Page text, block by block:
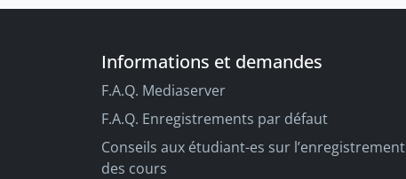
Informations et demandes
F.A.Q. Mediaserver
F.A.Q. Enregistrements par défaut
Conseils aux étudiant-es sur l’enregistrement
des cours